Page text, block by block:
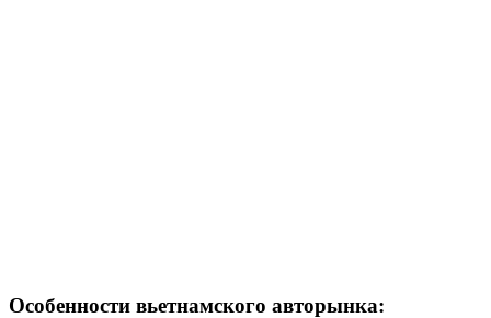
Особенности вьетнамского авторынка: